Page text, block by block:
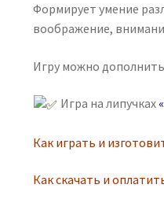
Формирует умение
воображение,
Игру можно
Игра на липучках
Как играть и
Как скачать и